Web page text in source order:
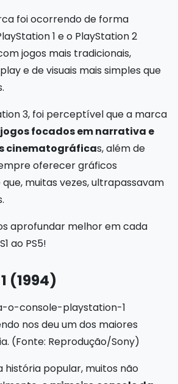
foi ocorrendo de forma
1 e o PlayStation 2
jogos mais tradicionais,
e de visuais mais simples que
3, foi perceptível que a marca
jogos focados em narrativa e
cinematográficas, além de
oferecer gráficos
muitas vezes, ultrapassavam
aprofundar melhor em cada
ao PS5!
(1994)
nos deu um dos maiores
(Fonte: Reprodução/Sony)
história popular, muitos não